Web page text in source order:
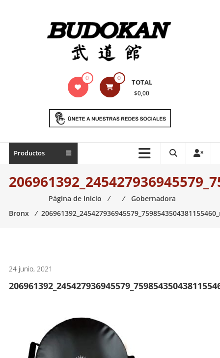
Indumentaria
marciales
Todo
necesario
para
las
0 0 TOTAL
$0,00
Productos
Página de Inicio ⁄ ⁄
Gobernadora
Bronx
⁄
24 junio, 2021